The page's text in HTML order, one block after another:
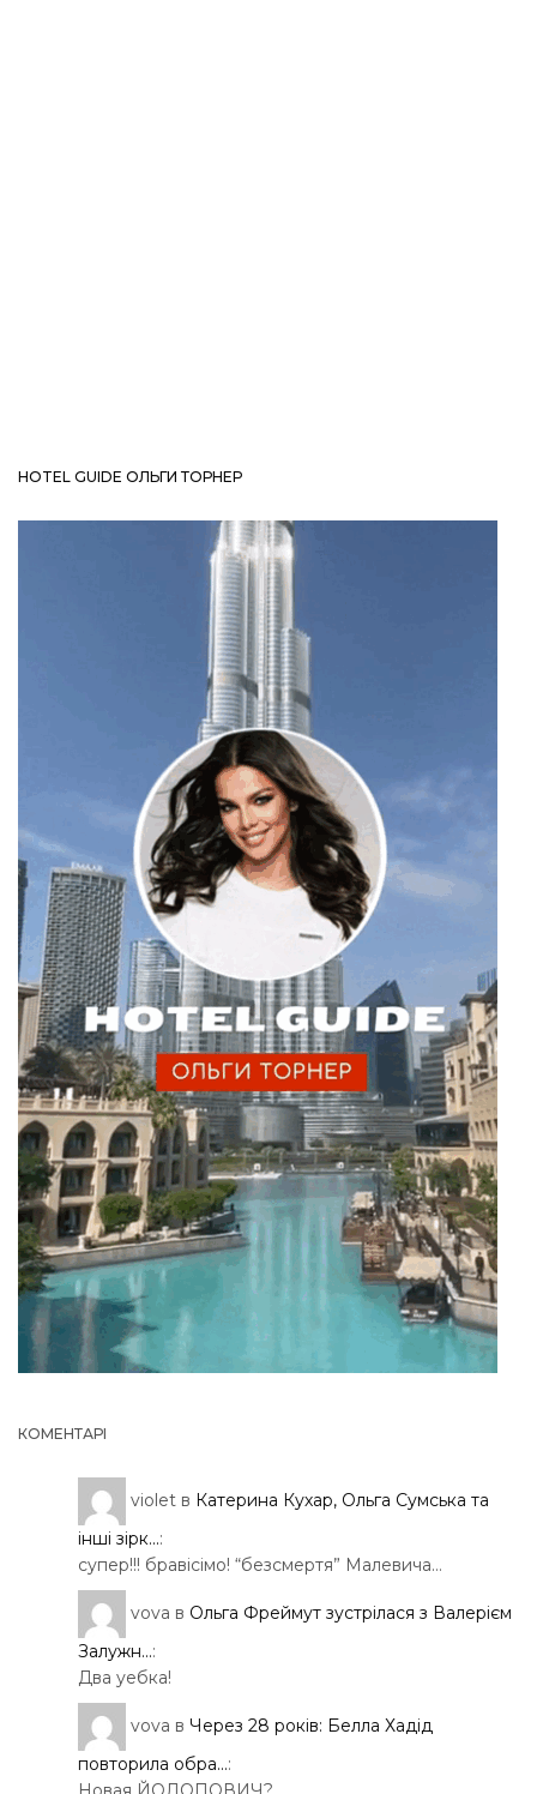
HOTEL GUIDE ОЛЬГИ ТОРНЕР
КОМЕНТАРІ
violet в Катерина Кухар, Ольга Сумська та
інші зірк...:
супер!!! бравісімо! “безсмертя” Малевича…
vova в Ольга Фреймут зустрілася з Валерієм
Залужн...:
Два уебка!
vova в Через 28 років: Белла Хадід
повторила обра...: